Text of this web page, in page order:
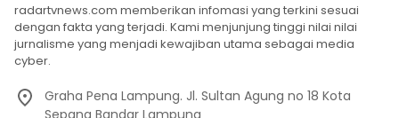
radartvnews.com memberikan infomasi yang terkini sesuai
dengan fakta yang terjadi. Kami menjunjung tinggi nilai nilai
jurnalisme yang menjadi kewajiban utama sebagai media
cyber.
Graha Pena Lampung. Jl. Sultan Agung no 18 Kota
Sepang Bandar Lampung